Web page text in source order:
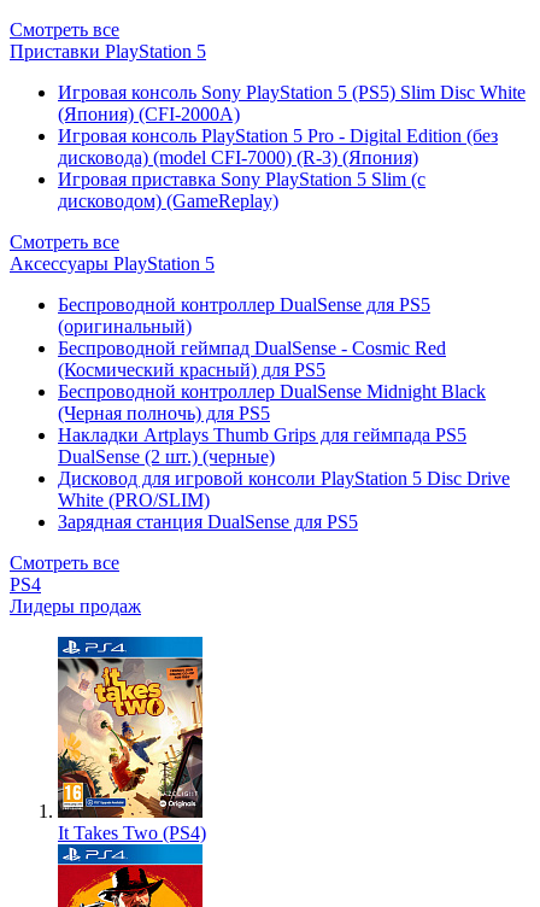
Смотреть все
Приставки PlayStation 5
Игровая консоль Sony PlayStation 5 (PS5) Slim Disc White
(Япония) (CFI-2000A)
Игровая консоль PlayStation 5 Pro - Digital Edition (без
дисковода) (model CFI-7000) (R-3) (Япония)
Игровая приставка Sony PlayStation 5 Slim (с
дисководом) (GameReplay)
Смотреть все
Аксессуары PlayStation 5
Беспроводной контроллер DualSense для PS5
(оригинальный)
Беспроводной геймпад DualSense - Cosmic Red
(Космический красный) для PS5
Беспроводной контроллер DualSense Midnight Black
(Черная полночь) для PS5
Накладки Artplays Thumb Grips для геймпада PS5
DualSense (2 шт.) (черные)
Дисковод для игровой консоли PlayStation 5 Disc Drive
White (PRO/SLIM)
Зарядная станция DualSense для PS5
Смотреть все
PS4
Лидеры продаж
It Takes Two (PS4)